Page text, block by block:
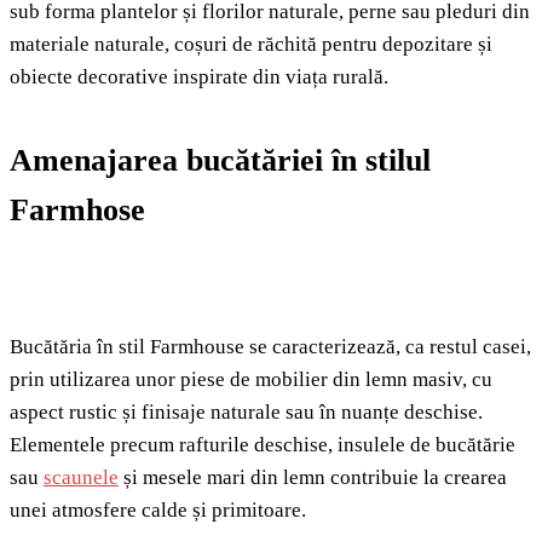
sub forma plantelor și florilor naturale, perne sau pleduri din
materiale naturale, coșuri de răchită pentru depozitare și
obiecte decorative inspirate din viața rurală.
Amenajarea bucătăriei în stilul
Farmhose
Bucătăria în stil Farmhouse se caracterizează, ca restul casei,
prin utilizarea unor piese de mobilier din lemn masiv, cu
aspect rustic și finisaje naturale sau în nuanțe deschise.
Elementele precum rafturile deschise, insulele de bucătărie
sau scaunele și mesele mari din lemn contribuie la crearea
unei atmosfere calde și primitoare.